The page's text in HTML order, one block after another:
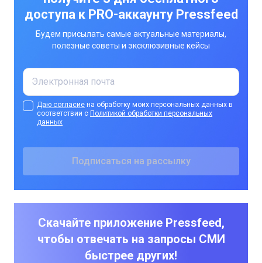
доступа к PRO-аккаунту Pressfeed
Будем присылать самые актуальные материалы,
полезные советы и эксклюзивные кейсы
Даю согласие на обработку моих персональных данных в
соответствии с Политикой обработки персональных
данных
Скачайте приложение Pressfeed,
чтобы отвечать на запросы СМИ
быстрее других!